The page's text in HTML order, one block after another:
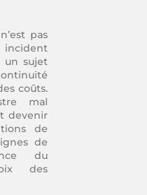
pas
un sujet
coûts.
mal
devenir
de
de
du
des